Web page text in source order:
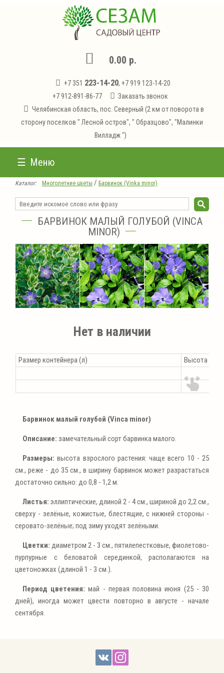
0.00 р.
+7 351 223-14-20, +7 919 123-14-20
+7 912-891-86-77
Заказать звонок
Челябинская область, пос. Северный (2 км от поворота в
сторону поселков " Лесной остров", " Образцово", "Малинки
Вилладж ")
Меню
Каталог: Многолетние цветы / Барвинок (Vinka minor)
БАРВИНОК МАЛЫЙ ГОЛУБОЙ (VINCA
MINOR)
Нет в наличии
Размер контейнера (л) Высота
Барвинок малый голубой (Vinca minor)
Описание: замечательный сорт барвинка малого.
Размеры: высота взрослого растения: чаще всего 10 - 25
см., реже - до 35 см., в ширину барвинок может разрастаться
достаточно сильно: до 0,8 - 1,2 м.
Листья: эллиптические, длиной 2 - 4 см., шириной до 2,2 см.,
сверху - зелёные, кожистые, блестящие, с нижней стороны -
серовато-зелёные; под зиму уходят зелёными.
Цветки: диаметром 2 - 3 см., пятилепестковые, фиолетово-
пурпурные с беловатой серединкой, располагаются на
цветоножках (длиной 1 - 3 см.).
Период цветения: май - первая половина июня (25 - 30
дней), иногда может цвести повторно в августе - начале
сентября.